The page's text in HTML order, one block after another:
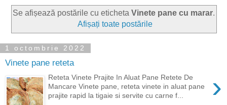
Se afișează postările cu eticheta Vinete pane cu marar.
Afișați toate postările
1 octombrie 2022
Vinete pane reteta
›
Reteta Vinete Prajite In Aluat Pane Retete De
Mancare Vinete pane, reteta vinete in aluat pane
prajite rapid la tigaie si servite cu carne f...